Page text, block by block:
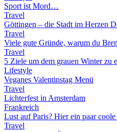
Sport ist Mord…
Travel
Göttingen – die Stadt im Herzen
Travel
Viele gute Gründe, warum du
Travel
5 Ziele um dem grauen Winter zu
Lifestyle
Veganes Valentinstag Menü
Travel
Lichterfest in Amsterdam
Frankreich
Lust auf Paris? Hier ein paar
Travel